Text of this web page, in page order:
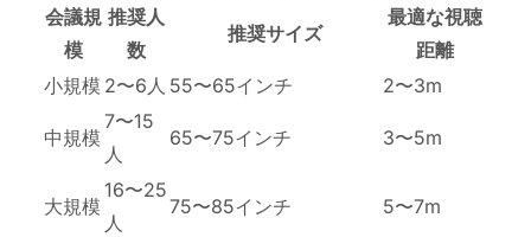
会議規
模
推奨人
数
推奨サイズ
最適な視聴
距離
小規模 2〜6人 55〜65インチ 2〜3m
中規模
7〜15
人
65〜75インチ 3〜5m
大規模
16〜25
人
75〜85インチ 5〜7m